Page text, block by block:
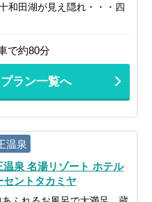
和田湖が見え隠れ・・・四
で約80分
ラン一覧へ
温泉
温泉 名湯リゾート ホテル
セントタカミヤ